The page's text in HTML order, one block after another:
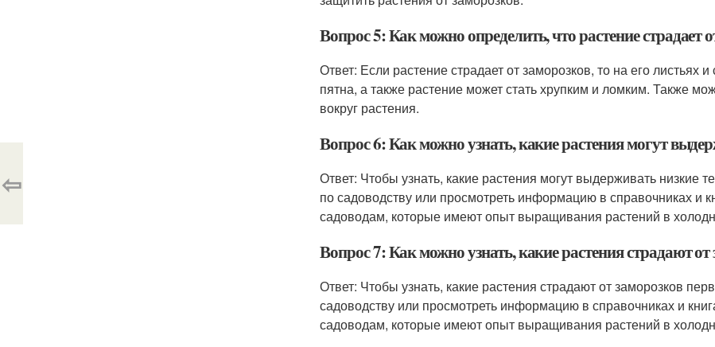
Вопрос 5: Как можно определить, что растение страдает
Ответ: Если растение страдает от заморозков, то на его листьях
пятна, а также растение может стать хрупким и ломким. Также
вокруг растения.
Вопрос 6: Как можно узнать, какие растения могут
Ответ: Чтобы узнать, какие растения могут выдерживать низкие
по садоводству или просмотреть информацию в справочниках и
садоводам, которые имеют опыт выращивания растений в
Вопрос 7: Как можно узнать, какие растения страдают
Ответ: Чтобы узнать, какие растения страдают от заморозков
садоводству или просмотреть информацию в справочниках и
садоводам, которые имеют опыт выращивания растений в
⇦